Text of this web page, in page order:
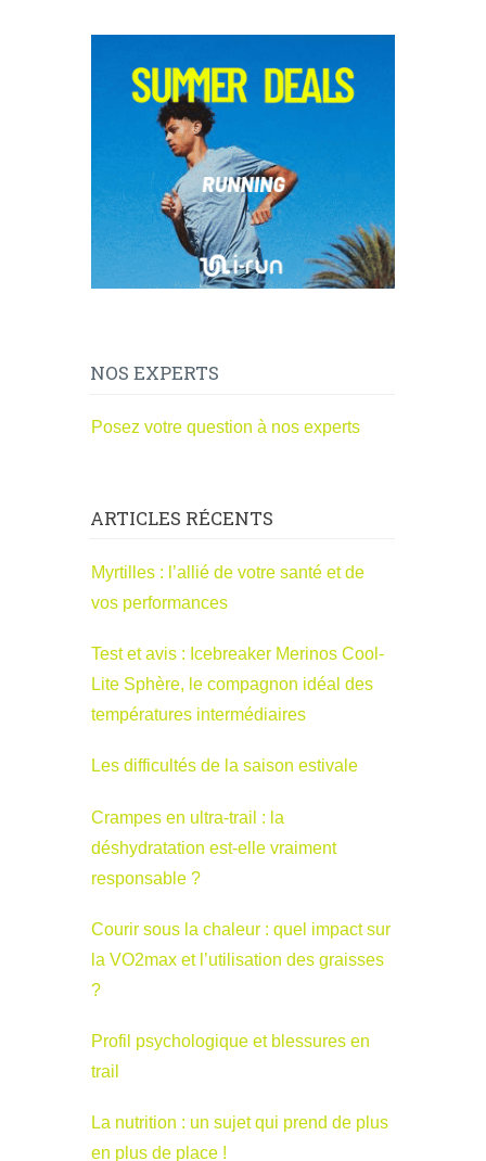
NOS EXPERTS
Posez votre question à nos experts
ARTICLES RÉCENTS
Myrtilles : l’allié de votre santé et de
vos performances
Test et avis : Icebreaker Merinos Cool-
Lite Sphère, le compagnon idéal des
températures intermédiaires
Les difficultés de la saison estivale
Crampes en ultra-trail : la
déshydratation est-elle vraiment
responsable ?
Courir sous la chaleur : quel impact sur
la VO2max et l’utilisation des graisses
?
Profil psychologique et blessures en
trail
La nutrition : un sujet qui prend de plus
en plus de place !